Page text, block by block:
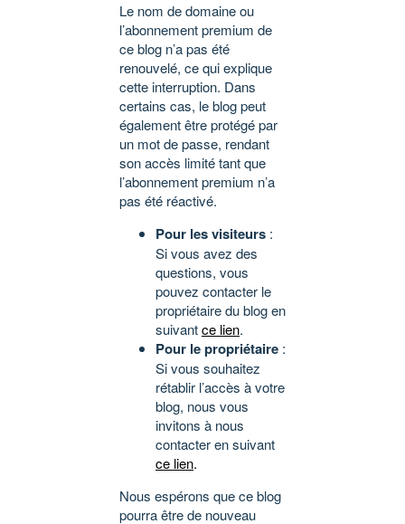
Le nom de domaine ou
l’abonnement premium de
ce blog n’a pas été
renouvelé, ce qui explique
cette interruption. Dans
certains cas, le blog peut
également être protégé par
un mot de passe, rendant
son accès limité tant que
l’abonnement premium n’a
pas été réactivé.
Pour les visiteurs :
Si vous avez des
questions, vous
pouvez contacter le
propriétaire du blog en
suivantce lien.
Pour le propriétaire :
Si vous souhaitez
rétablir l’accès à votre
blog, nous vous
invitons à nous
contacter en suivant
ce lien.
Nous espérons que ce blog
pourra être de nouveau